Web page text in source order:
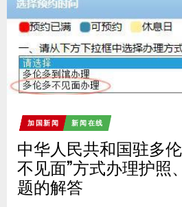
加国新闻 新闻在线
中华人民共和国驻多
不见面”方式办理护照
题的解答